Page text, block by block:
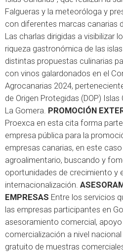
Falgueras y la meteoróloga y
con diferentes marcas canarias
Las charlas dirigidas a visibilizar
riqueza gastronómica de las
distintas propuestas culinarias
con vinos galardonados en el
Agrocanarias 2024,
de Origen Protegidas (DOP) Islas
La Gomera. PROMOCIÓN
Proexca en esta cita forma
empresa pública para la
empresas canarias, en este
agroalimentario, buscando y
oportunidades de crecimiento y
internacionalización.
EMPRESAS Entre los servicios
las empresas participantes en
asesoramiento comercial,
comercialización a nivel
gratuito de muestras